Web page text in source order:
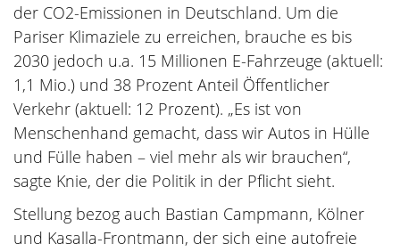
der CO2-Emissionen in Deutschland. Um die
Pariser Klimaziele zu erreichen, brauche es bis
2030 jedoch u.a. 15 Millionen E-Fahrzeuge (aktuell:
1,1 Mio.) und 38 Prozent Anteil Öffentlicher
Verkehr (aktuell: 12 Prozent). „Es ist von
Menschenhand gemacht, dass wir Autos in Hülle
und Fülle haben – viel mehr als wir brauchen“,
sagte Knie, der die Politik in der Pflicht sieht.
Stellung bezog auch Bastian Campmann, Kölner
und Kasalla-Frontmann, der sich eine autofreie